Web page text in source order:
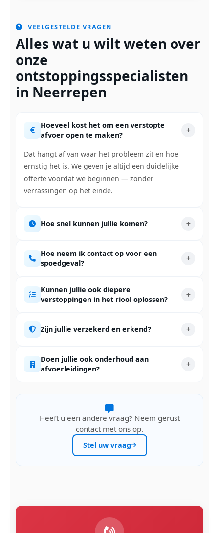
VEELGESTELDE VRAGEN
Alles wat u wilt weten over
onze
ontstoppingsspecialisten
in Neerrepen
Hoeveel kost het om een verstopte
afvoer open te maken?
Dat hangt af van waar het probleem zit en hoe
ernstig het is. We geven je altijd een duidelijke
offerte voordat we beginnen — zonder
verrassingen op het einde.
Hoe snel kunnen jullie komen?
Hoe neem ik contact op voor een
spoedgeval?
Kunnen jullie ook diepere
verstoppingen in het riool oplossen?
Zijn jullie verzekerd en erkend?
Doen jullie ook onderhoud aan
afvoerleidingen?
Heeft u een andere vraag? Neem gerust
contact met ons op.
Stel uw vraag